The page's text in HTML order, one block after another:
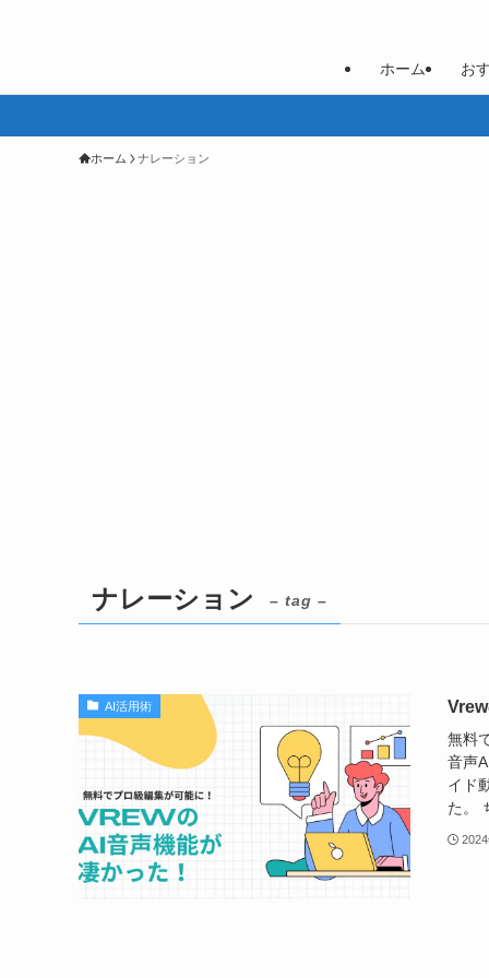
ホーム お
ホーム ナレーション
ナレーション – tag –
AI活用術
無料
音声
イド
た。